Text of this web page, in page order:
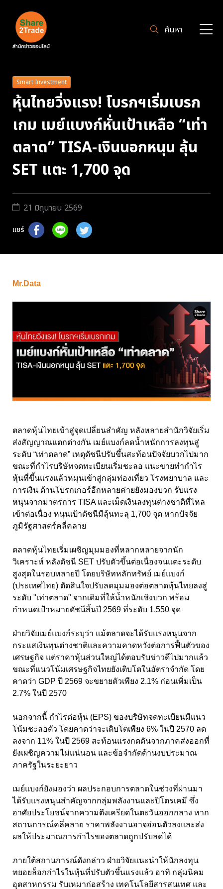
ค้นหา
Smart Investment
หุ้นไทยวิ่งแรง! โบรกฯเริ่มเบรก
เกม เมย์แบงก์หั่นเป้าเหลือ “เท่า
ตลาด” TISA-เงินนอกหนุน ลุ้น
SET แตะ 1,700 จุด
21 มิถุนายน 2569
แชร์
Mr.Data
ตลาดหุ้นไทยเข้าสู่จุดเปลี่ยนสำคัญ หลังหลายสำนักวิจัยเริ่ม
ส่งสัญญาณแตกต่างกัน เมย์แบงก์ลดน้ำหนักการลงทุนสู่
ระดับ “เท่าตลาด” เหตุดัชนีปรับขึ้นสะท้อนปัจจัยบวกไปมาก
ขณะที่กำไรบริษัทจดทะเบียนเริ่มชะลอ แนะขายทำกำไร
หุ้นที่ขึ้นแรงแล้วหมุนเข้าสู่กลุ่มท่องเที่ยว โรงพยาบาล และ
การเงิน ด้านโบรกเกอร์อีกหลายค่ายยังมองบวก รับแรง
หนุนจากมาตรการ TISA และเม็ดเงินลงทุนต่างชาติที่ไหล
เข้าต่อเนื่อง หนุนเป้าดัชนีมีลุ้นทะลุ 1,700 จุด หากปัจจัย
ภูมิรัฐศาสตร์คลี่คลาย
ตลาดหุ้นไทยเริ่มเผชิญมุมมองที่หลากหลายจากนัก
วิเคราะห์ หลังดัชนี SET ปรับตัวขึ้นต่อเนื่องจนแตะระดับ
สูงสุดในรอบหลายปี โดยบริษัทหลักทรัพย์ เมย์แบงก์
(ประเทศไทย) ตัดสินใจปรับลดมุมมองต่อตลาดหุ้นไทยลงสู่
ระดับ "เท่าตลาด" จากเดิมที่ให้น้ำหนักเชิงบวก พร้อม
กำหนดเป้าหมายดัชนีสิ้นปี 2569 ที่ระดับ 1,550 จุด
ฝ่ายวิจัยเมย์แบงก์ระบุว่า แม้ตลาดจะได้รับแรงหนุนจาก
กระแสเงินทุนต่างชาติและความคาดหวังต่อการฟื้นตัวของ
เศรษฐกิจ แต่ราคาหุ้นส่วนใหญ่ได้ตอบรับข่าวดีไปมากแล้ว
ขณะที่แนวโน้มเศรษฐกิจไทยยังเติบโตในอัตราจำกัด โดย
คาดว่า GDP ปี 2569 จะขยายตัวเพียง 2.1% ก่อนเพิ่มเป็น
2.7% ในปี 2570
นอกจากนี้ กำไรต่อหุ้น (EPS) ของบริษัทจดทะเบียนมีแนว
โน้มชะลอตัว โดยคาดว่าจะเติบโตเพียง 6% ในปี 2570 ลด
ลงจาก 11% ในปี 2569 สะท้อนแรงกดดันจากภาคส่งออกที่
ยังเผชิญความไม่แน่นอน และข้อจำกัดด้านงบประมาณ
ภาครัฐในระยะยาว
เมย์แบงก์ยังมองว่า ผลประกอบการตลาดในช่วงที่ผ่านมา
ได้รับแรงหนุนสำคัญจากกลุ่มพลังงานและปิโตรเคมี ซึ่ง
อาศัยประโยชน์จากความตึงเครียดในตะวันออกกลาง หาก
สถานการณ์คลี่คลาย ราคาพลังงานอาจอ่อนตัวลงและส่ง
ผลให้ประมาณการกำไรของตลาดถูกปรับลดได้
ภายใต้สถานการณ์ดังกล่าว ฝ่ายวิจัยแนะนำให้นักลงทุน
ทยอยล็อกกำไรในหุ้นที่ปรับตัวขึ้นแรงแล้ว อาทิ กลุ่มนิคม
อุตสาหกรรม รับเหมาก่อสร้าง เทคโนโลยีสารสนเทศ และ